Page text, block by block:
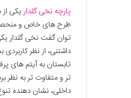
پارچه نخی گلدار یکی
طرح های خاص و منحصر
توان گفت نخی گلدار
داشتنی، از نظر
تابستان به آیتم های
تر و متفاوت تر به نظر
داخلی، نشان دهنده